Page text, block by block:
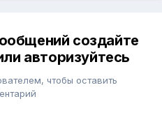
создайте
авторизуйтесь
чтобы оставить